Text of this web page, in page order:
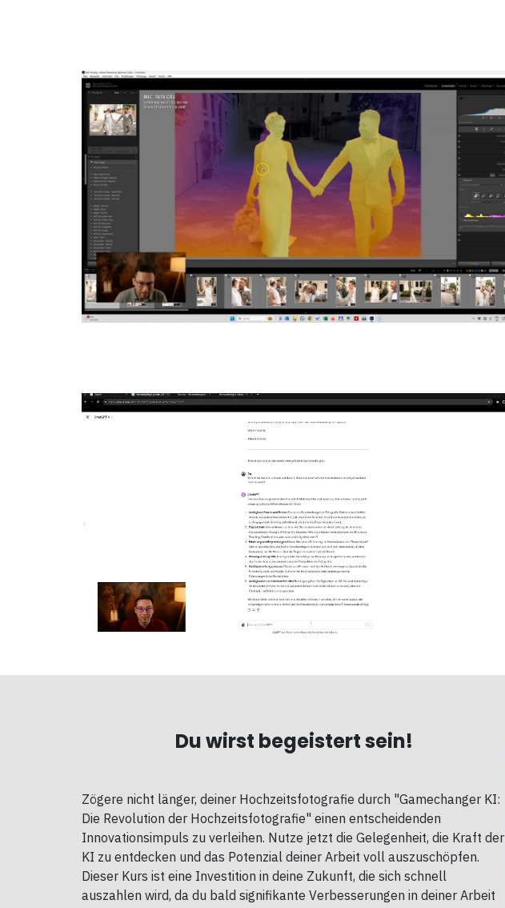
Du wirst begeistert sein!
Zögere nicht länger, deiner Hochzeitsfotografie durch "Gamechanger KI:
Die Revolution der Hochzeitsfotografie" einen entscheidenden
Innovationsimpuls zu verleihen. Nutze jetzt die Gelegenheit, die Kraft der
KI zu entdecken und das Potenzial deiner Arbeit voll auszuschöpfen.
Dieser Kurs ist eine Investition in deine Zukunft, die sich schnell
auszahlen wird, da du bald signifikante Verbesserungen in deiner Arbeit